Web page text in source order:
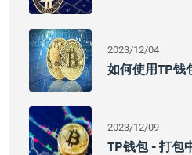
2023/12/04
如何使用TP钱
2023/12/09
TP钱包 - 打包